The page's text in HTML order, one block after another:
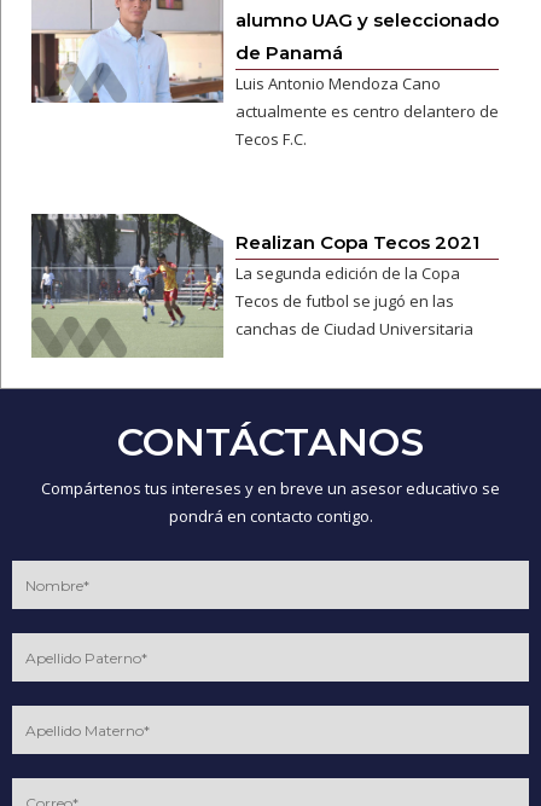
alumno UAG y seleccionado
de Panamá
Luis Antonio Mendoza Cano
actualmente es centro delantero de
Tecos F.C.
Realizan Copa Tecos 2021
La segunda edición de la Copa
Tecos de futbol se jugó en las
canchas de Ciudad Universitaria
CONTÁCTANOS
Compártenos tus intereses y en breve un asesor educativo se
pondrá en contacto contigo.